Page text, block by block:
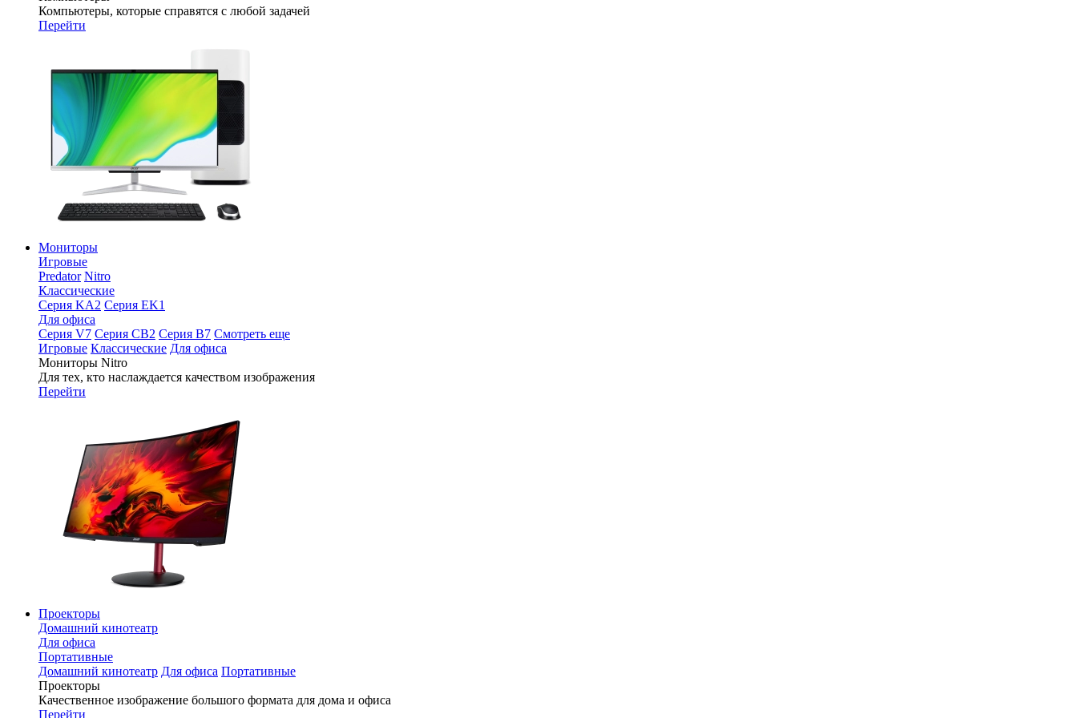
Компьютеры, которые справятся с любой задачей
Перейти
Мониторы
Игровые
Predator Nitro
Классические
Серия KA2 Серия EK1
Для офиса
Серия V7 Серия CB2 Серия B7 Смотреть еще
Игровые Классические Для офиса
Мониторы Nitro
Для тех, кто наслаждается качеством изображения
Перейти
Проекторы
Домашний кинотеатр
Для офиса
Портативные
Домашний кинотеатр Для офиса Портативные
Проекторы
Качественное изображение большого формата для дома и офиса
Перейти